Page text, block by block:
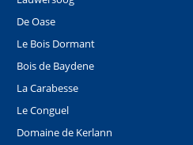
De Oase
Le Bois Dormant
Bois de Baydene
La Carabesse
Le Conguel
Domaine de Kerlann